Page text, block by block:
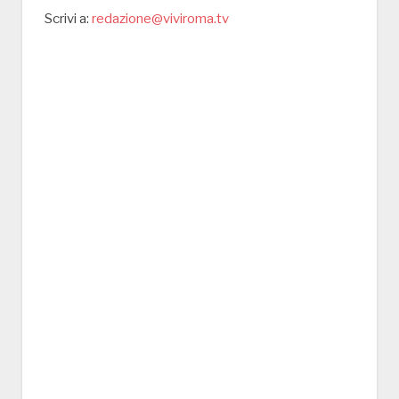
Scrivi a: redazione@viviroma.tv